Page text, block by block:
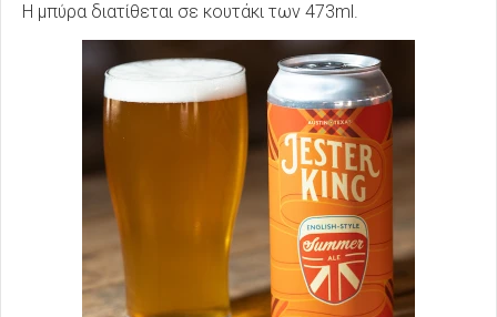
Η μπύρα διατίθεται σε κουτάκι των 473ml.